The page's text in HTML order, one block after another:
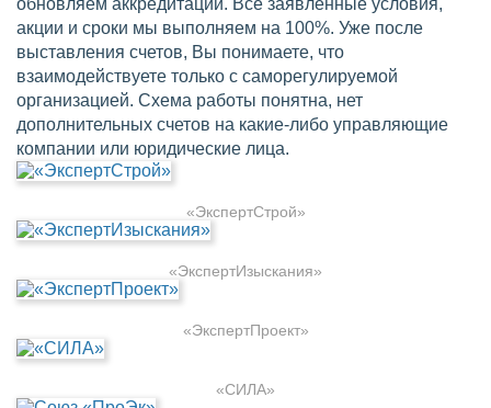
обновляем аккредитации. Все заявленные условия,
акции и сроки мы выполняем на 100%. Уже после
выставления счетов, Вы понимаете, что
взаимодействуете только с саморегулируемой
организацией. Схема работы понятна, нет
дополнительных счетов на какие-либо управляющие
компании или юридические лица.
«ЭкспертСтрой»
«ЭкспертИзыскания»
«ЭкспертПроект»
«СИЛА»